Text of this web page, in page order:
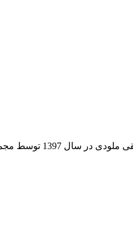
توسط مجموعه میلاد بنیان گذاری شده است.